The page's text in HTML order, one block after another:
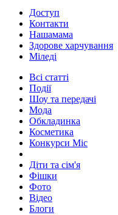
Доступ
Контакти
Нашамама
Здорове харчування
Міледі
Всі статті
Події
Шоу та передачі
Мода
Обкладинка
Косметика
Конкурси Міс
Діти та сім'я
Фішки
Фото
Відео
Блоги